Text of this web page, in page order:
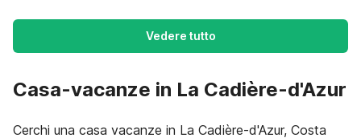
Vedere tutto
Casa-vacanze in La Cadière-d'Azur
Cerchi una casa vacanze in La Cadière-d'Azur, Costa